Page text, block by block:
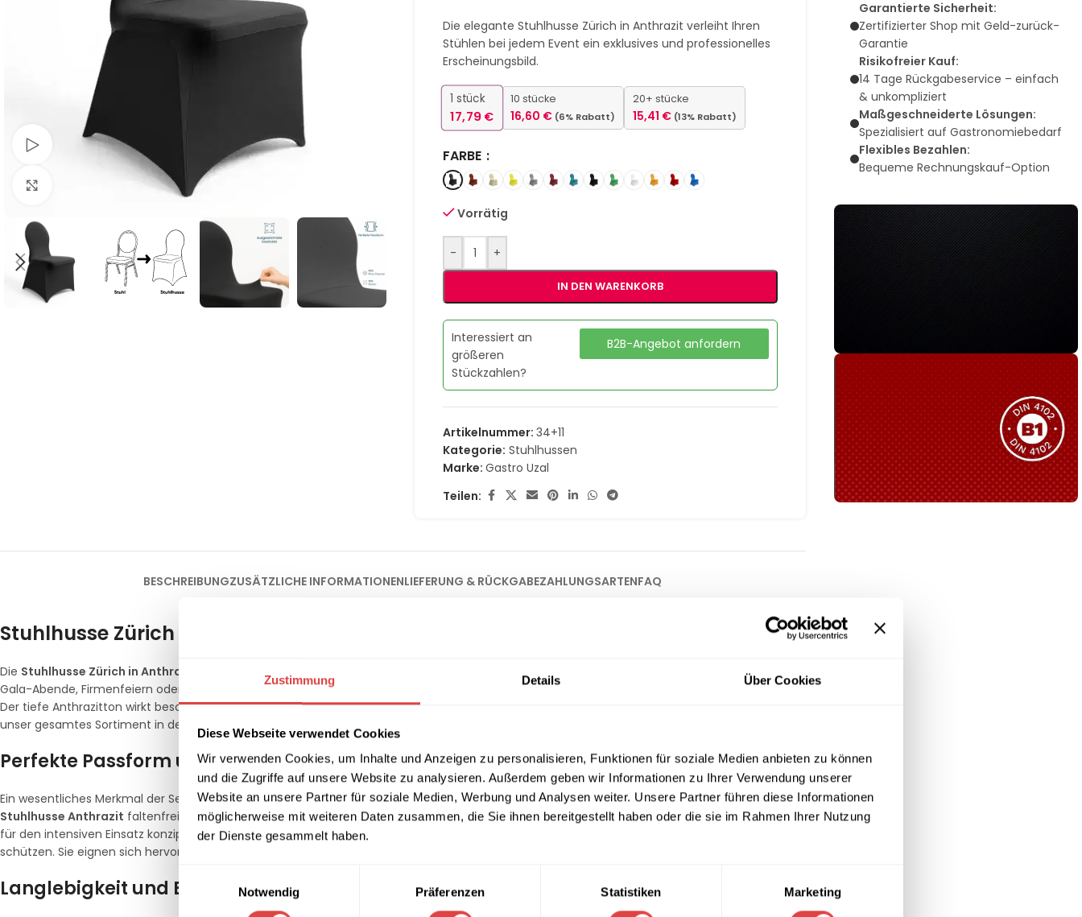
Zustimmung Details Über Cookies
Diese Webseite verwendet Cookies
Wir verwenden Cookies, um Inhalte und Anzeigen zu personalisieren, Funktionen für soziale Medien anbieten zu können
und die Zugriffe auf unsere Website zu analysieren. Außerdem geben wir Informationen zu Ihrer Verwendung unserer
Website an unsere Partner für soziale Medien, Werbung und Analysen weiter. Unsere Partner führen diese Informationen
möglicherweise mit weiteren Daten zusammen, die Sie ihnen bereitgestellt haben oder die sie im Rahmen Ihrer Nutzung
der Dienste gesammelt haben.
Notwendig
Präferenzen Statistiken Marketing
Schau Video
Klick zum Vergrößern
Die elegante Stuhlhusse Zürich in Anthrazit verleiht Ihren
Stühlen bei jedem Event ein exklusives und professionelles
Erscheinungsbild.
1 stück
17,79€
10 stücke
16,60 € (6% Rabatt)
20+ stücke
15,41 € (13% Rabatt)
FARBE
Vorrätig
- +
IN DEN WARENKORB
Interessiert an
größeren
Stückzahlen?
B2B-Angebot anfordern
Artikelnummer:34+11
Kategorie: Stuhlhussen
Marke:Gastro Uzal
Teilen:
BESCHREIBUNGZUSÄTZLICHE INFORMATIONENLIEFERUNG & RÜCKGABEZAHLUNGSARTENFAQ
Stuhlhusse Zürich in Anthrazit – Zeitlose Eleganz für Ihre Bestuhlung
Die Stuhlhusse Zürich in Anthrazit
ist die ideale Lösung, um Ihren Veranstaltungsräumen eine moderne und edle Note zu verleihen. Ob für
Gala-Abende, Firmenfeiern oder festliche Empfänge – diese
verwandelt Standardstühle sofort in hochwertige Designelemente.
Der tiefe Anthrazitton wirkt besonders souverän und lässt sich hervorragend mit verschiedenen Dekorationsstilen kombinieren. Entdecken Sie
unser gesamtes Sortiment in der Kategorie Stuhlhussen
Perfekte Passform und hochwertige Stretch-Qualität
Ein wesentliches Merkmal der Serie Zürich ist das hochelastische Funktionsgewebe. Durch den hohen Elastan-Anteil schmiegt sich die
Stuhlhusse Anthrazit faltenfrei an die Konturen Ihrer Stühle an und sorgt für eine glatte, moderne Silhouette. Diese stuhlhussensind speziell
für den intensiven Einsatz konzipiert und verfügen über verstärkte Fußtaschen, die den Stoff vor mechanischer Abnutzung am Boden
schützen. Sie eignen sich hervorragend für klassische
Langlebigkeit und Effizienz im Event-Alltag
Garantierte Sicherheit:
Zertifizierter Shop mit Geld-zurück-
Garantie
Risikofreier Kauf:
14 Tage Rückgabeservice – einfach
& unkompliziert
Maßgeschneiderte Lösungen:
Spezialisiert auf Gastronomiebedarf
Flexibles Bezahlen:
Bequeme Rechnungskauf-Option
Sie haben nicht das passende
Produkt gefunden?
Wir helfen Ihnen gerne weiter!